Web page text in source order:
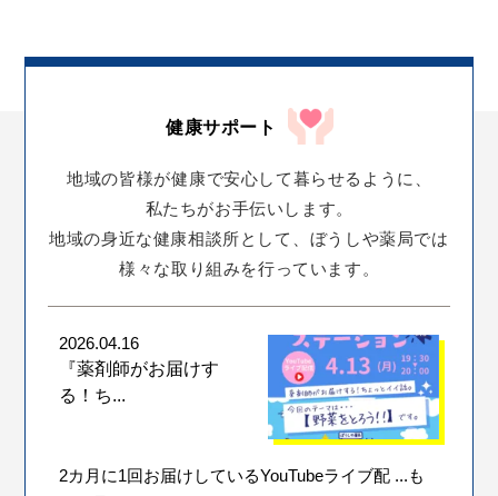
健康サポート
地域の皆様が健康で安心して暮らせるように、
私たちがお手伝いします。
地域の身近な健康相談所として、 ぼうしや薬局では
様々な取り組みを行っています。
2026.04.16
『薬剤師がお届けす
る！ち...
2カ月に1回お届けしているYouTubeライブ配 ...も